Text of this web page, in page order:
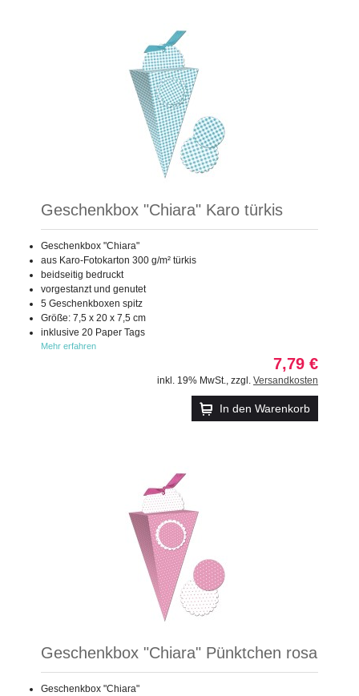
Geschenkbox "Chiara" Karo türkis
Geschenkbox "Chiara"
aus Karo-Fotokarton 300 g/m² türkis
beidseitig bedruckt
vorgestanzt und genutet
5 Geschenkboxen spitz
Größe: 7,5 x 20 x 7,5 cm
inklusive 20 Paper Tags
Mehr erfahren
7,79 €
inkl. 19% MwSt. zzgl. Versandkosten
In den Warenkorb
Geschenkbox "Chiara" Pünktchen rosa
Geschenkbox "Chiara"